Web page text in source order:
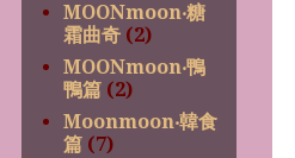
MOONmoon‧糖
霜曲奇 (2)
MOONmoon‧鴨
鴨篇 (2)
Moonmoon‧韓食
篇 (7)